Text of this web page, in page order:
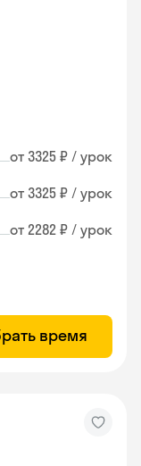
от 3325 ₽ / урок
от 3325 ₽ / урок
от 2282 ₽ / урок
время